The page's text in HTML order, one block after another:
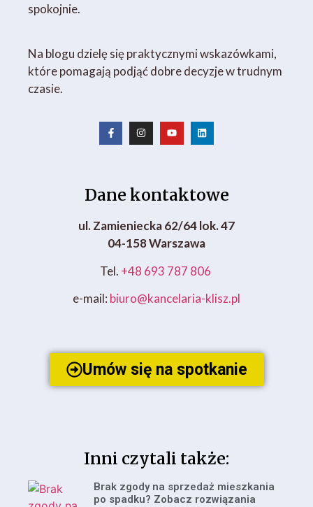
spokojnie.
Na blogu dzielę się praktycznymi wskazówkami,
które pomagają podjąć dobre decyzje w trudnym
czasie.
Dane kontaktowe
ul. Zamieniecka 62/64 lok. 47
04-158 Warszawa
Tel. +48 693 787 806
e-mail: biuro@kancelaria-klisz.pl
Umów się na spotkanie
Inni czytali także:
Brak zgody na sprzedaż mieszkania
po spadku? Zobacz rozwiązania